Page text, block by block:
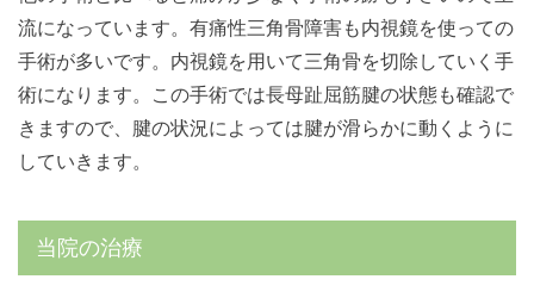
流になっています。有痛性三角骨障害も内視鏡を使っての
手術が多いです。内視鏡を用いて三角骨を切除していく手
術になります。この手術では長母趾屈筋腱の状態も確認で
きますので、腱の状況によっては腱が滑らかに動くように
していきます。
当院の治療